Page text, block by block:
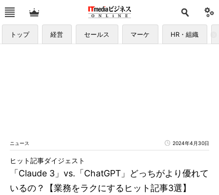
トップ 経営 セールス マーケ HR・組織
ニュース 2024年4月30日
「Claude 3」vs.「ChatGPT」どっちがより優れて
いるの？【業務をラクにするヒット記事3選】
ヒット記事ダイジェスト